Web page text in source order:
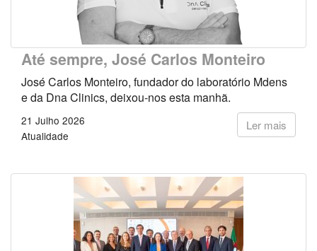
Até sempre, José Carlos Monteiro
José Carlos Monteiro, fundador do laboratório Mdens
e da Dna Clinics, deixou-nos esta manhã.
Ler mais
21 Julho 2026
Atualidade